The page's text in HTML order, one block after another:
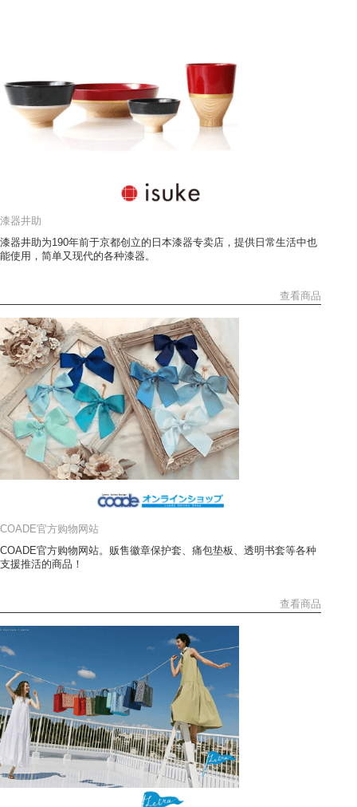
漆器井助
漆器井助为190年前于京都创立的日本漆器专卖店，提供日常生活中也
能使用，简单又现代的各种漆器。
查看商品
COADE官方购物网站
COADE官方购物网站。贩售徽章保护套、痛包垫板、透明书套等各种
支援推活的商品！
查看商品